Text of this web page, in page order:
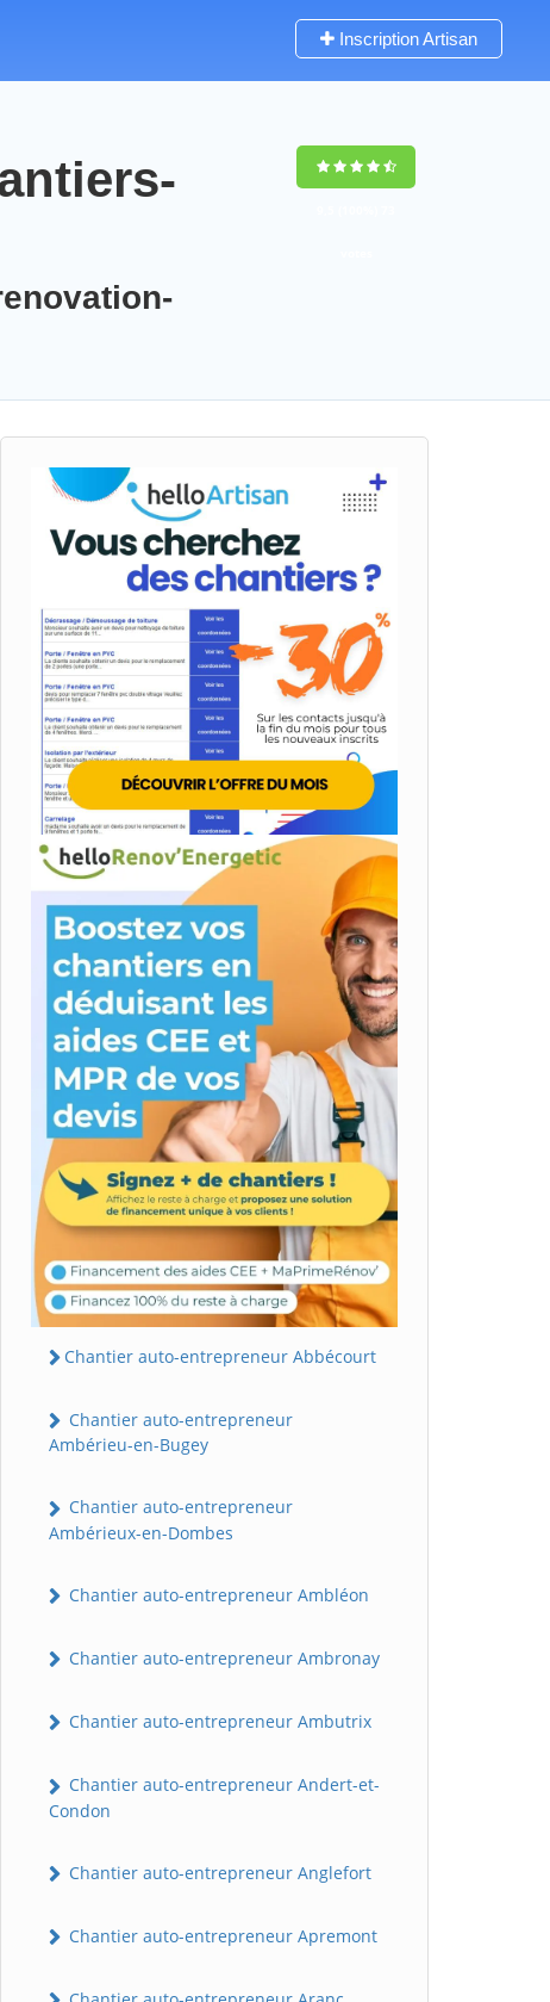
Inscription Artisan
Chantier auto-entrepreneur Abbécourt
Chantier auto-entrepreneur
Ambérieu-en-Bugey
Chantier auto-entrepreneur
Ambérieux-en-Dombes
Chantier auto-entrepreneur Ambléon
Chantier auto-entrepreneur Ambronay
Chantier auto-entrepreneur Ambutrix
Chantier auto-entrepreneur Andert-et-
Condon
Chantier auto-entrepreneur Anglefort
Chantier auto-entrepreneur Apremont